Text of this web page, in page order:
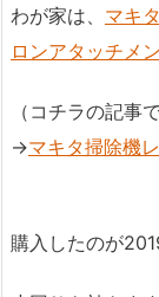
わが家は、 マキ
ロンアタッチメ
（コチラの記事
→マキタ掃除機
購入したのが